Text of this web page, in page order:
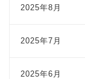
2025年8月
2025年7月
2025年6月